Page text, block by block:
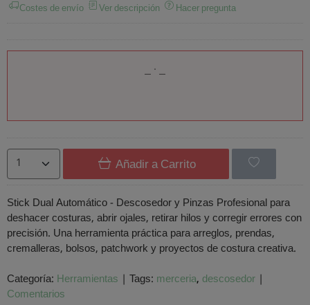
Costes de envío Ver descripción Hacer pregunta
Añadir a Carrito
Stick Dual Automático - Descosedor y Pinzas Profesional para
deshacer costuras, abrir ojales, retirar hilos y corregir errores con
precisión. Una herramienta práctica para arreglos, prendas,
cremalleras, bolsos, patchwork y proyectos de costura creativa.
Categoría: Herramientas | Tags: merceria descosedor |
Comentarios